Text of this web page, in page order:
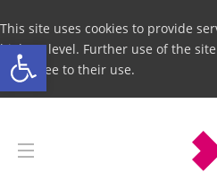
Open toolbar
This site uses cookies to provide
highest level. Further use of the
you agree to their use.